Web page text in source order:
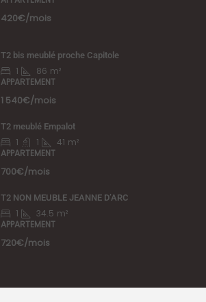
420€/mois
T2 bis meublé proche Capitole
1 86 m²
APPARTEMENT
1 540€/mois
T2 meublé Empalot
1 1 41 m²
APPARTEMENT
700€/mois
T2 NON MEUBLE JEANNE D’ARC
1 34.5 m²
APPARTEMENT
720€/mois